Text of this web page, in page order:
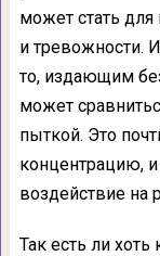
может стать для
и тревожности.
то, издающим
может
пыткой. Это
концентрацию,
воздействие на
Так есть ли хоть